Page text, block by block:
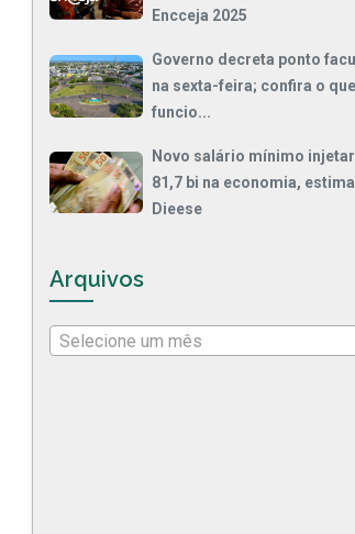
Encceja 2025
Governo decreta ponto
na sexta-feira; confira o que
funcio...
Novo salário mínimo
81,7 bi na economia, estima
Dieese
Arquivos
Selecione um mês